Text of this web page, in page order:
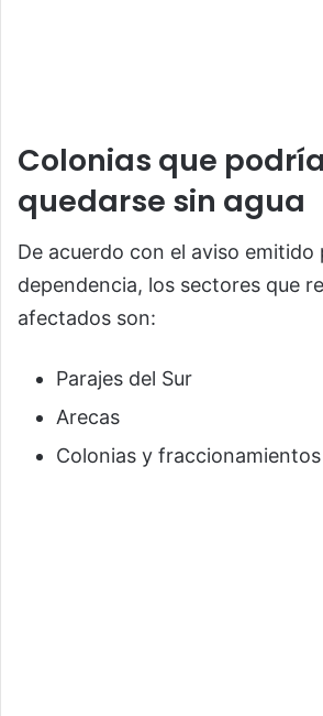
Colonias que
quedarse sin agua
De acuerdo con el aviso emitido
dependencia, los sectores que
afectados son:
Parajes del Sur
Arecas
Colonias y